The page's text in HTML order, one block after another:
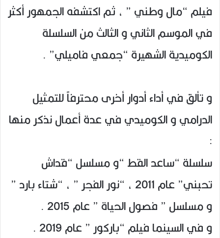
فيلم “مال وطني ” ، ثم اكتشفه الجمهور أكثر
في الموسم الثاني و الثالث من السلسلة
الكوميدية الشهيرة “جمعي فاميلي” .
و تألق في أداء أدوار أخرى محترفاً للتمثيل
الدرامي و الكوميدي في عدة أعمال نذكر منها
:
سلسلة “ساعد القط “و مسلسل “قداش
تحبني” عام 2011 ، “نور الفجر ” ، “شتاء بارد ”
و مسلسل ” فصول الحياة ” عام 2015 .
و في السينما فيلم “باركور ” عام 2019 .